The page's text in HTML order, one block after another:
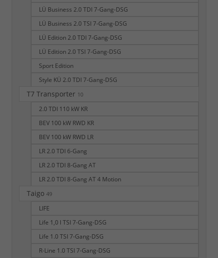
LÜ Business 2.0 TDI 7-Gang-DSG
LÜ Business 2.0 TSI 7-Gang-DSG
LÜ Edition 2.0 TDI 7-Gang-DSG
LÜ Edition 2.0 TSI 7-Gang-DSG
Sport Edition
Style KÜ 2.0 TDI 7-Gang-DSG
T7 Transporter 10
2.0 TDI 110 kW KR
BEV 100 kW RWD KR
BEV 100 kW RWD LR
LR 2.0 TDI 6-Gang
LR 2.0 TDI 8-Gang AT
LR 2.0 TDI 8-Gang AT 4 Motion
Taigo 49
LIFE
Life 1,0 l TSI 7-Gang-DSG
Life 1.0 TSI 7-Gang-DSG
R-Line 1.0 TSI 7-Gang-DSG